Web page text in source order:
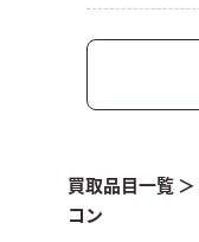
買取品目一覧＞
コン